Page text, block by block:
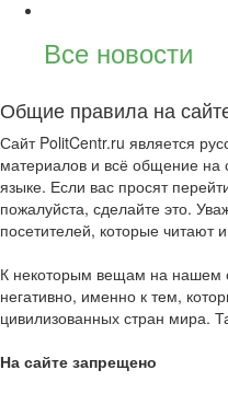
Все новости
Общие правила на
Сайт PolitCentr.ru является
материалов и всё общение на
языке. Если вас просят
пожалуйста, сделайте это.
посетителей, которые читают
К некоторым вещам на нашем
негативно, именно к тем,
цивилизованных стран мира.
На сайте запрещено